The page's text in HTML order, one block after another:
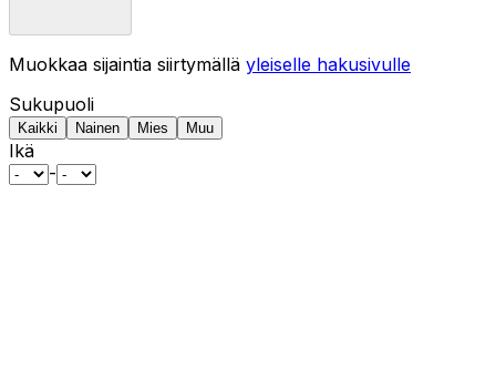
Muokkaa sijaintia siirtymällä yleiselle hakusivulle
Sukupuoli
Kaikki Nainen Mies Muu
Ikä
-